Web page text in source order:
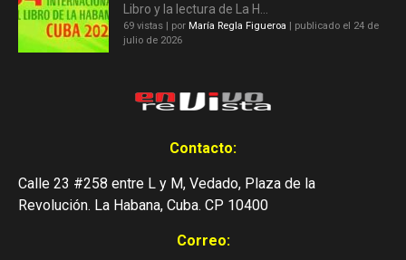
Libro y la lectura de La H...
69 vistas | por María Regla Figueroa | publicado el 24 de
julio de 2026
Contacto:
Calle 23 #258 entre L y M, Vedado, Plaza de la
Revolución. La Habana, Cuba. CP 10400
Correo: